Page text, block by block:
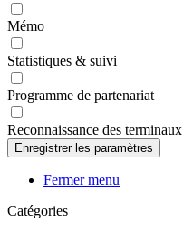
Mémo
Statistiques & suivi
Programme de partenariat
Reconnaissance des terminaux
Fermer menu
Catégories